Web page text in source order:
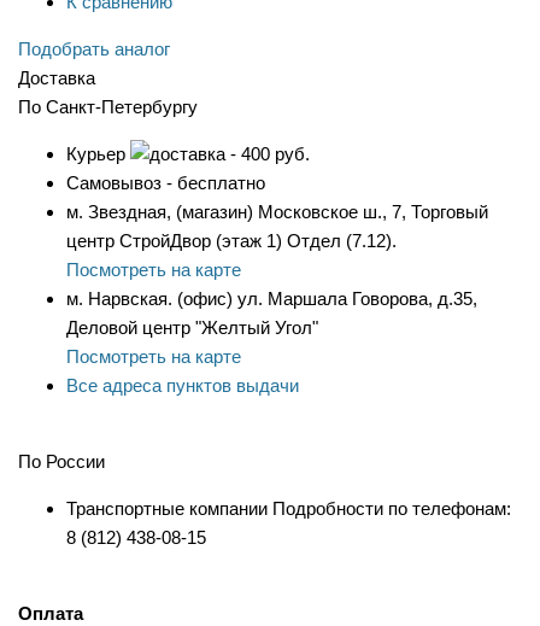
Подобрать аналог
Доставка
По Санкт-Петербургу
Курьер
- 400 руб.
Самовывоз - бесплатно
м. Звездная, (магазин) Московское ш., 7, Торговый
центр СтройДвор (этаж 1) Отдел (7.12).
Посмотреть на карте
м. Нарвская. (офис) ул. Маршала Говорова, д.35,
Деловой центр "Желтый Угол"
Посмотреть на карте
Все адреса пунктов выдачи
По России
Транспортные компании Подробности по телефонам:
8 (812) 438-08-15
Оплата